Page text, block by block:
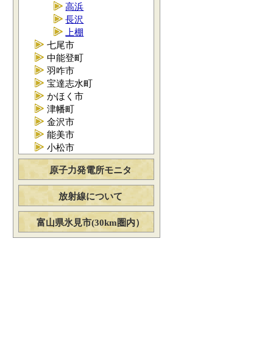
高浜
長沢
上棚
七尾市
中能登町
羽咋市
宝達志水町
かほく市
津幡町
金沢市
能美市
小松市
原子力発電所モニタ
放射線について
富山県氷見市(30km圏内）